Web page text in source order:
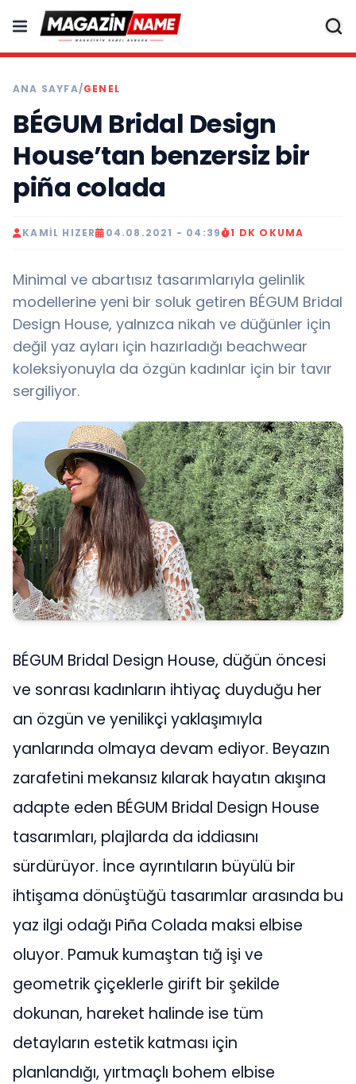
ANA SAYFA/GENEL
BÉGUM Bridal Design
House’tan benzersiz bir
piña colada
KAMIL HIZER 04.08.2021 - 04:39 1 DK OKUMA
Minimal ve abartısız tasarımlarıyla gelinlik
modellerine yeni bir soluk getiren BÉGUM Bridal
Design House, yalnızca nikah ve düğünler için
değil yaz ayları için hazırladığı beachwear
koleksiyonuyla da özgün kadınlar için bir tavır
sergiliyor.
BÉGUM Bridal Design House, düğün öncesi
ve sonrası kadınların ihtiyaç duyduğu her
an özgün ve yenilikçi yaklaşımıyla
yanlarında olmaya devam ediyor. Beyazın
zarafetini mekansız kılarak hayatın akışına
adapte eden BÉGUM Bridal Design House
tasarımları, plajlarda da iddiasını
sürdürüyor. İnce ayrıntıların büyülü bir
ihtişama dönüştüğü tasarımlar arasında bu
yaz ilgi odağı Piña Colada maksi elbise
oluyor. Pamuk kumaştan tığ işi ve
geometrik çiçeklerle girift bir şekilde
dokunan, hareket halinde ise tüm
detayların estetik katması için
planlandığı, yırtmaçlı bohem elbise